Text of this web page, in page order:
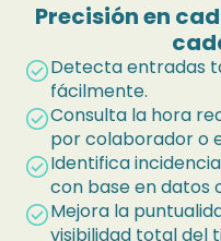
Precisión en
check_circleDetecta entradas
fácilmente.
check_circleConsulta la hora
por colaborador o
check_circleIdentifica
con base en datos
check_circleMejora la
visibilidad total del